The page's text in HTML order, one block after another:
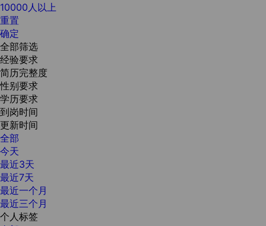
10000人以上
重置
确定
全部筛选
经验要求
简历完整度
性别要求
学历要求
到岗时间
更新时间
全部
今天
最近3天
最近7天
最近一个月
最近三个月
个人标签